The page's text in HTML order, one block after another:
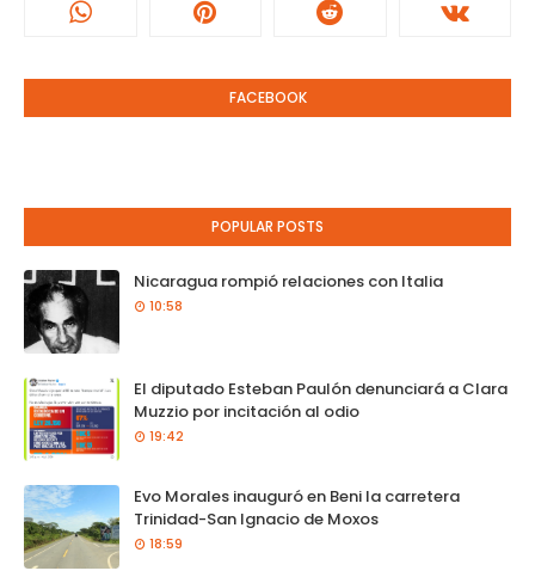
FACEBOOK
POPULAR POSTS
Nicaragua rompió relaciones con Italia
10:58
El diputado Esteban Paulón denunciará a Clara
Muzzio por incitación al odio
19:42
Evo Morales inauguró en Beni la carretera
Trinidad-San Ignacio de Moxos
18:59